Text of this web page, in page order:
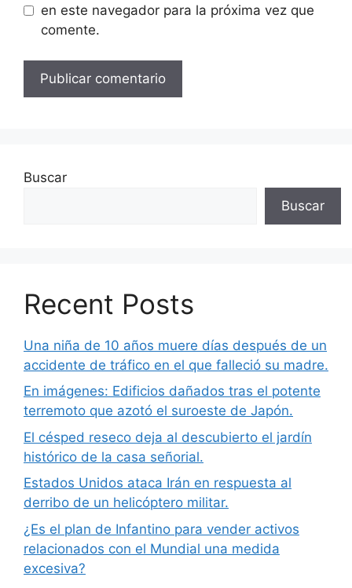
en este navegador para la próxima vez que
comente.
Buscar
Buscar
Recent Posts
Una niña de 10 años muere días después de un
accidente de tráfico en el que falleció su madre.
En imágenes: Edificios dañados tras el potente
terremoto que azotó el suroeste de Japón.
El césped reseco deja al descubierto el jardín
histórico de la casa señorial.
Estados Unidos ataca Irán en respuesta al
derribo de un helicóptero militar.
¿Es el plan de Infantino para vender activos
relacionados con el Mundial una medida
excesiva?